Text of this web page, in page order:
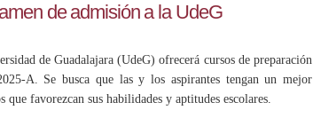
de admisión a la UdeG
de Guadalajara (UdeG) ofrecerá cursos de preparación
A. Se busca que las y los aspirantes tengan un mejor
favorezcan sus habilidades y aptitudes escolares.